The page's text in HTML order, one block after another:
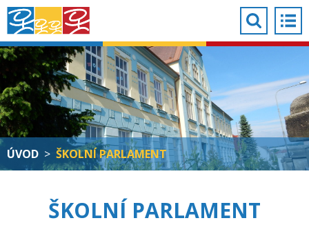
ÚVOD > ŠKOLNÍ PARLAMENT
ŠKOLNÍ PARLAMENT